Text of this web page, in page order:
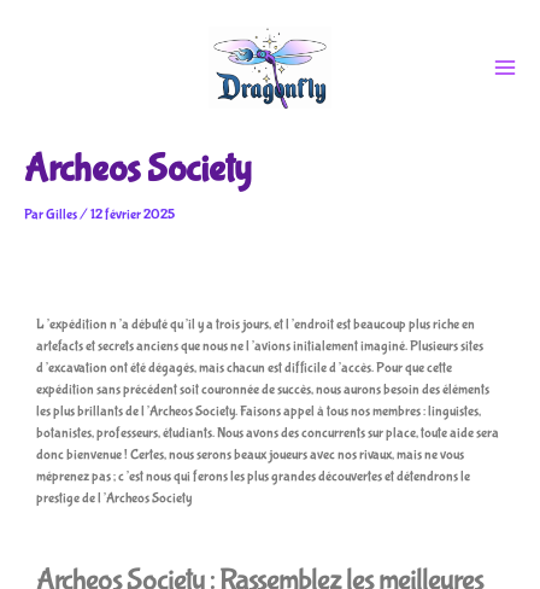
Archeos Society
ParGilles/12 février 2025
L’expédition n’a débuté qu’il y a trois jours, et l’endroit est beaucoup plus riche en
artefacts et secrets anciens que nous ne l’avions initialement imaginé. Plusieurs sites
d’excavation ont été dégagés, mais chacun est difficile d’accès. Pour que cette
expédition sans précédent soit couronnée de succès, nous aurons besoin des éléments
les plus brillants de l’Archeos Society. Faisons appel à tous nos membres : linguistes,
botanistes, professeurs, étudiants. Nous avons des concurrents sur place, toute aide sera
donc bienvenue ! Certes, nous serons beaux joueurs avec nos rivaux, mais ne vous
méprenez pas ; c’est nous qui ferons les plus grandes découvertes et détendrons le
prestige de l’Archeos Society
Archeos Society : Rassemblez les meilleures